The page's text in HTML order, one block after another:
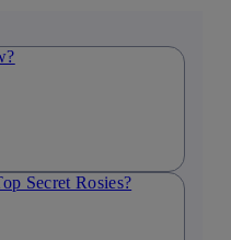
Secret Rosies?